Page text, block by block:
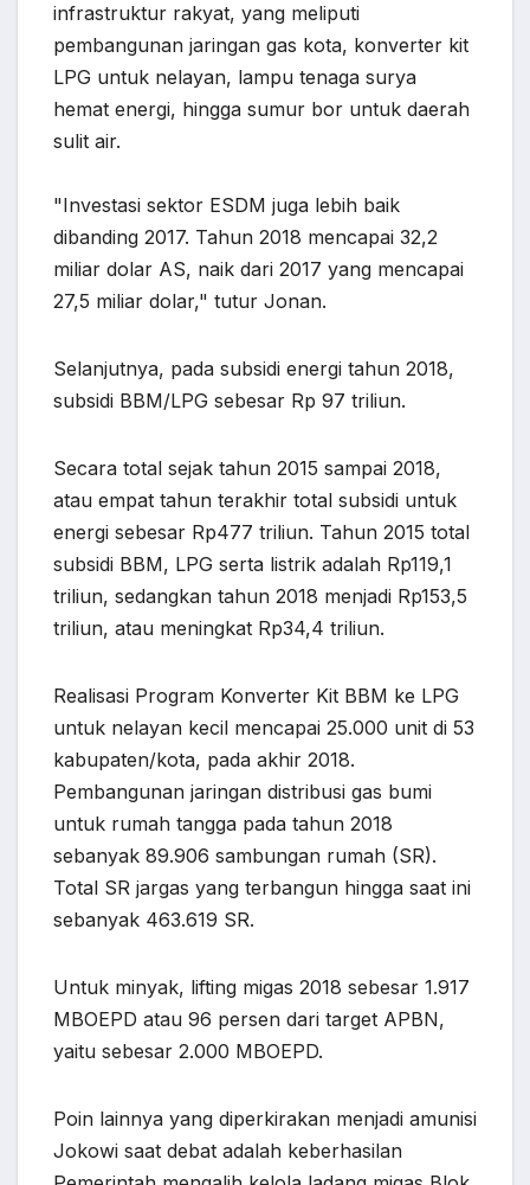
infrastruktur rakyat, yang meliputi
pembangunan jaringan gas kota, konverter kit
LPG untuk nelayan, lampu tenaga surya
hemat energi, hingga sumur bor untuk daerah
sulit air.
"Investasi sektor ESDM juga lebih baik
dibanding 2017. Tahun 2018 mencapai 32,2
miliar dolar AS, naik dari 2017 yang mencapai
27,5 miliar dolar," tutur Jonan.
Selanjutnya, pada subsidi energi tahun 2018,
subsidi BBM/LPG sebesar Rp 97 triliun.
Secara total sejak tahun 2015 sampai 2018,
atau empat tahun terakhir total subsidi untuk
energi sebesar Rp477 triliun. Tahun 2015 total
subsidi BBM, LPG serta listrik adalah Rp119,1
triliun, sedangkan tahun 2018 menjadi Rp153,5
triliun, atau meningkat Rp34,4 triliun.
Realisasi Program Konverter Kit BBM ke LPG
untuk nelayan kecil mencapai 25.000 unit di 53
kabupaten/kota, pada akhir 2018.
Pembangunan jaringan distribusi gas bumi
untuk rumah tangga pada tahun 2018
sebanyak 89.906 sambungan rumah (SR).
Total SR jargas yang terbangun hingga saat ini
sebanyak 463.619 SR.
Untuk minyak, lifting migas 2018 sebesar 1.917
MBOEPD atau 96 persen dari target APBN,
yaitu sebesar 2.000 MBOEPD.
Poin lainnya yang diperkirakan menjadi amunisi
Jokowi saat debat adalah keberhasilan